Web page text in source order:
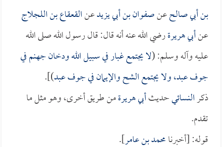
بن أبي صالحعنصفوان بن أبي يزيدعنالقعقاع بن اللجلاج
عنأبي هريرةرضي الله عنه أنه قال: قال رسول الله صلى الله
عليه وآله وسلم: (لا يجتمع غبار في سبيل الله ودخان جهنم في
جوف عبد، ولا يجتمع الشح والإيمان في جوف عبد)].
ذكرالنسائيحديثأبي هريرةمن طريق أخرى، وهو مثل ما
تقدم.
قوله: [أخبرنامحمد بن عامر].